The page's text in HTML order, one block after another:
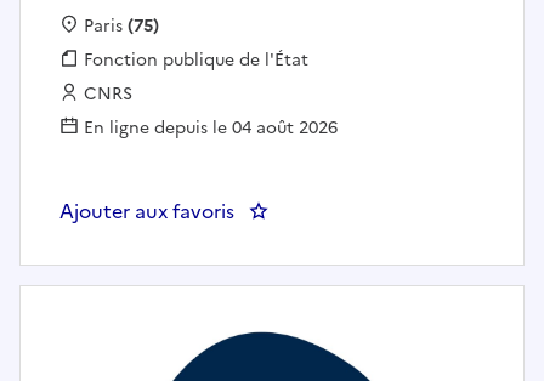
Localisation :
Paris(75)
Fonction publique :
Fonction publique de l'État
Employeur :
CNRS
En ligne depuis le 04 août 2026
Ajouter aux favoris : H/F Doctorat sur les impacts